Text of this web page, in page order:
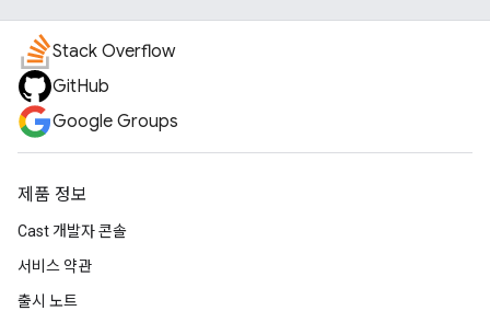
Stack Overflow
GitHub
Google Groups
제품 정보
Cast 개발자 콘솔
서비스 약관
출시 노트